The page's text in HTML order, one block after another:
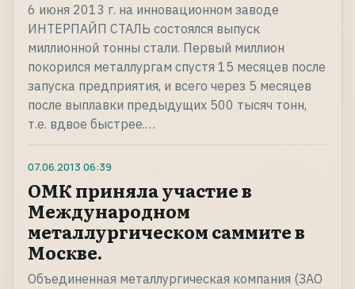
6 июня 2013 г. на инновационном заводе
ИНТЕРПАЙП СТАЛЬ состоялся выпуск
миллионной тонны стали. Первый миллион
покорился металлургам спустя 15 месяцев после
запуска предприятия, и всего через 5 месяцев
после выплавки предыдущих 500 тысяч тонн,
т.е. вдвое быстрее.…
07.06.2013 06:39
ОМК приняла участие в
Международном
металлургическом саммите в
Москве.
Объединенная металлургическая компания (ЗАО